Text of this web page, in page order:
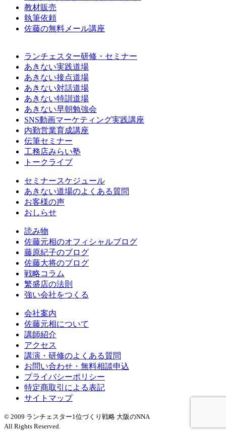
教材販売
執筆依頼
佐藤の無料メール講座
ランチェスター研修・セミナー
あきない実践道場
あきない接点道場
あきない対話道場
あきない特訓道場
あきない早朝勉強会
SNS動画マーケティング実践講座
内勤営業育成講座
伝筆セミナー
工務店みらい塾
トークライブ
セミナースケジュール
あきない道場のよくある質問
お客様の声
おしらせ
読み物
佐藤元相のオフィシャルブログ
藤原紀子のブログ
佐藤大将のブログ
戦略コラム
繁盛店の法則
強い会社をつくる
会社案内
佐藤元相について
講師紹介
アクセス
講演・研修のよくある質問
お問い合わせ・無料相談申込
プライバシーポリシー
特定商取引による表記
サイトマップ
© 2009 ランチェスター1位づくり戦略 大阪のNNA
All Rights Reserved.